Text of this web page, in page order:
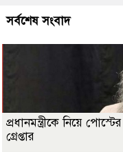
সর্বশেষ সংবাদ
প্রধানমন্ত্রীকে নিয়ে
গ্রেপ্তার